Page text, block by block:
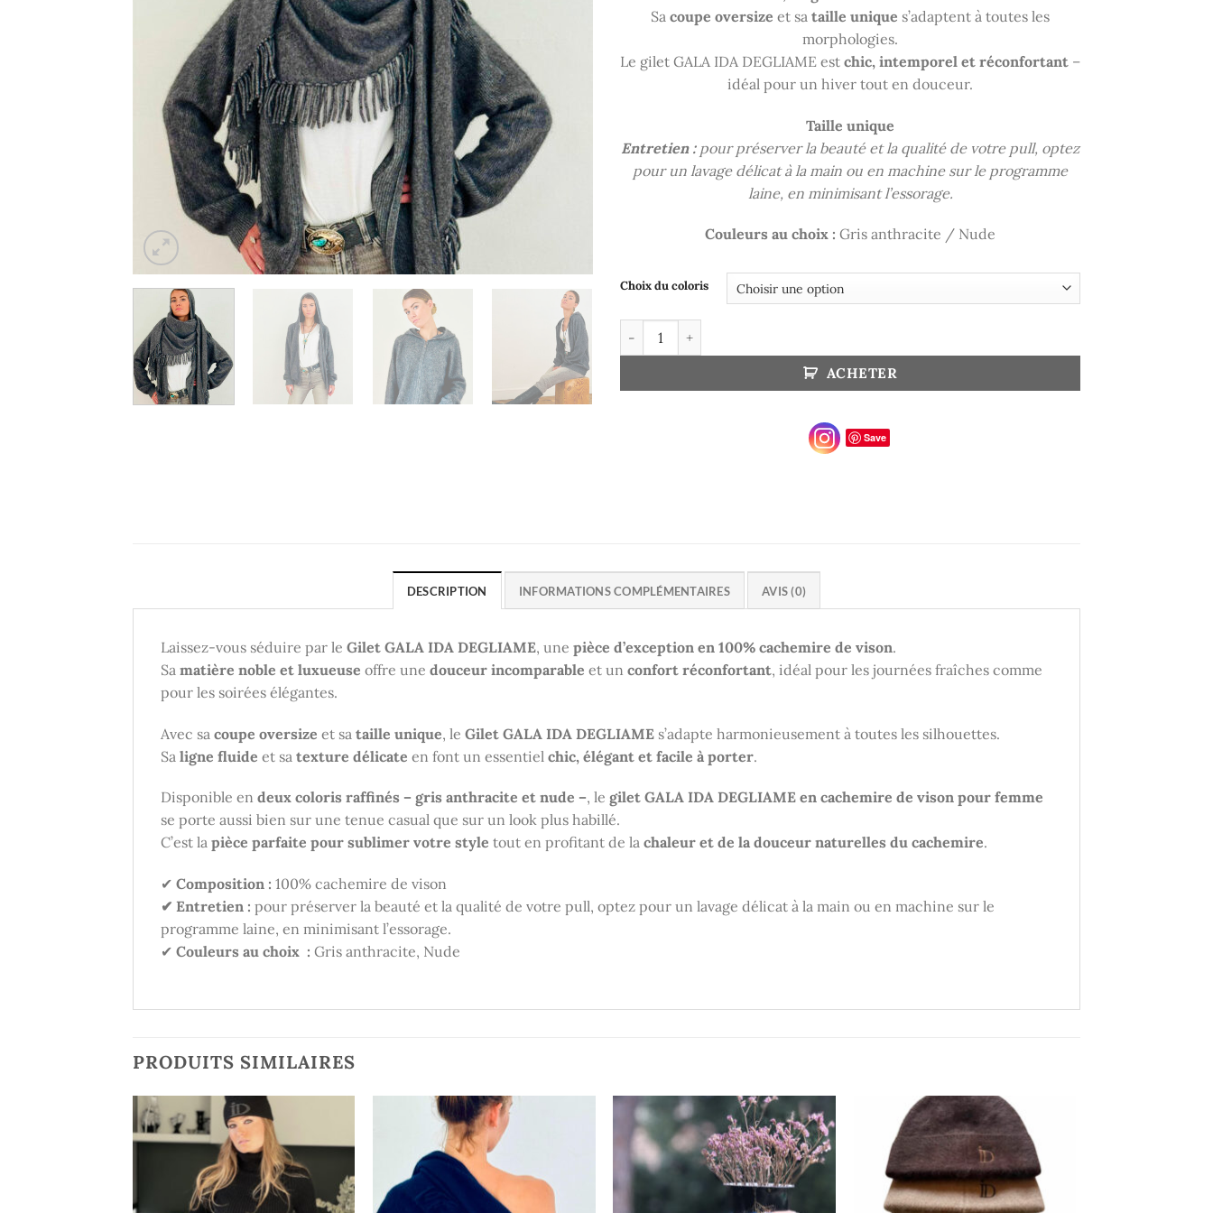
Sa coupe oversize et sa taille unique s’adaptent à toutes les
morphologies.
Le gilet GALA IDA DEGLIAME est chic, intemporel et réconfortant –
idéal pour un hiver tout en douceur.
Taille unique
Entretien : pour préserver la beauté et la qualité de votre pull, optez
pour un lavage délicat à la main ou en machine sur le programme
laine, en minimisant l’essorage.
Couleurs au choix : Gris anthracite / Nude
Choix du coloris
quantité de Gilet Gala
ACHETER
Save
DESCRIPTION INFORMATIONS COMPLÉMENTAIRES AVIS (0)
Laissez-vous séduire par le Gilet GALA IDA DEGLIAME, une pièce d’exception en 100% cachemire de vison.
Sa matière noble et luxueuse offre une douceur incomparable et un confort réconfortant, idéal pour les journées fraîches comme
pour les soirées élégantes.
Avec sa coupe oversize et sa taille unique, le Gilet GALA IDA DEGLIAME s’adapte harmonieusement à toutes les silhouettes.
Sa ligne fluide et sa texture délicate en font un essentiel chic, élégant et facile à porter.
Disponible en deux coloris raffinés – gris anthracite et nude –, le gilet GALA IDA DEGLIAME en cachemire de vison pour femme
se porte aussi bien sur une tenue casual que sur un look plus habillé.
C’est la pièce parfaite pour sublimer votre style tout en profitant de la chaleur et de la douceur naturelles du cachemire.
✔ Composition : 100% cachemire de vison
✔ Entretien : pour préserver la beauté et la qualité de votre pull, optez pour un lavage délicat à la main ou en machine sur le
programme laine, en minimisant l’essorage.
✔ Couleurs au choix : Gris anthracite, Nude
PRODUITS SIMILAIRES